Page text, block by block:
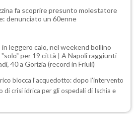
fa scoprire presunto molestatore
denunciato un 60enne
in leggero calo, nel weekend bollino
per 19 città | A Napoli raggiunti
40 a Gorizia (record in Friuli)
blocca l'acquedotto: dopo l'intervento
di crisi idrica per gli ospedali di Ischia e